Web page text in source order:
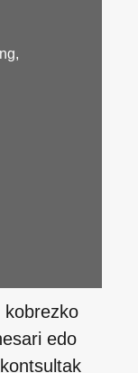
kobrezko
edo